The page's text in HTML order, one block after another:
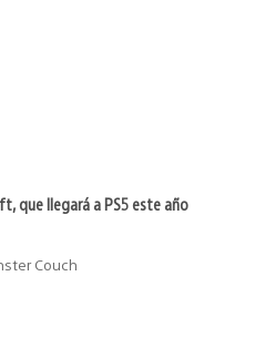
que llegará a PS5 este año
Couch